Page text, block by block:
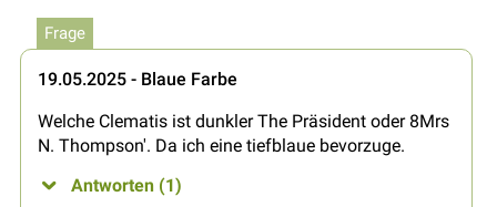
Frage
19.05.2025 - Blaue Farbe
Welche Clematis ist dunkler The Präsident oder 8Mrs
N. Thompson'. Da ich eine tiefblaue bevorzuge.
Antworten (1)